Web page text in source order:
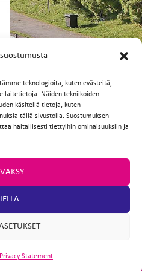
teknologioita, kuten evästeitä,
laitetietoja. Näiden tekniikoiden
käsitellä tietoja, kuten
tällä sivustolla. Suostumuksen
haitallisesti tiettyihin ominaisuuksiin ja
Privacy Statement